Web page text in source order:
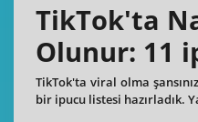
TikTok'ta
Olunur: 11
TikTok'ta viral olma
bir ipucu listesi hazırladık.